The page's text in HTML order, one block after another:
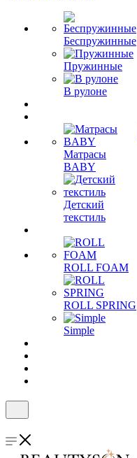
Беспружинные
Пружинные
В рулоне
Матрасы
BABY
Детский
текстиль
ROLL FOAM
ROLL SPRING
Simple